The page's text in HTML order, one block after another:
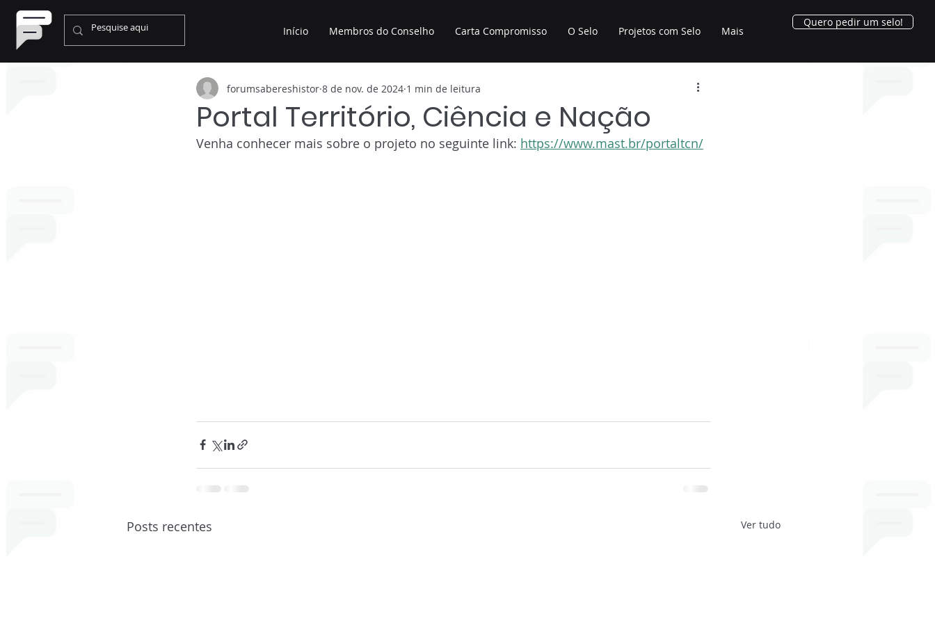
Quero pedir um selo!
Início Membros do Conselho Carta Compromisso O Selo Projetos com Selo Mais
Portal Território, Ciência e Nação
forumsabereshistor 8 de nov. de 2024 1 min de leitura
Venha conhecer mais sobre o projeto no seguinte link: https://www.mast.br/portaltcn/
Posts recentes Ver tudo